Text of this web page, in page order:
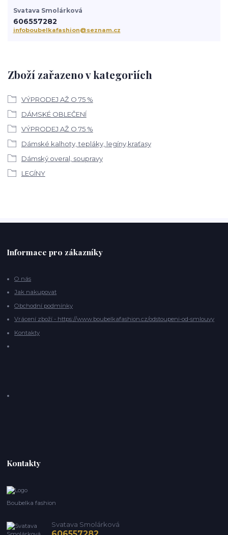
Zboží zařazeno v kategoriích
VÝPRODEJ AŽ O 75 %
DÁMSKÉ OBLEČENÍ
VÝPRODEJ AŽ O 75 %
Dámské kalhoty, tepláky, legíny,kraťasy
Dámský overal, soupravy
LEGÍNY
Svatava Smolárková
606557282
infoboubelkafashion@seznam.cz
Informace pro zákazníky
O nás
Jak nakupovat
Obchodní podmínky
Vrácení zboží - https://www.boubelkafashion.cz/odstoupeni-od-smlouvy
Kontakty
Kontakty
Boubelka fashion
Svatava Smolárková